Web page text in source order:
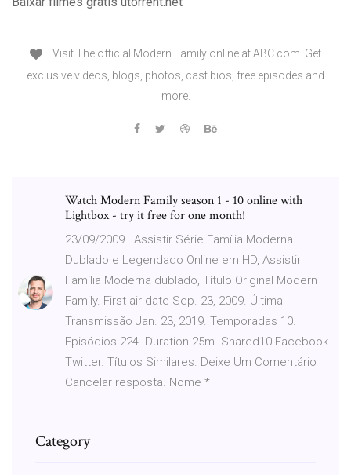
Visit The official Modern Family online at ABC.com. Get
exclusive videos, blogs, photos, cast bios, free episodes and
more.
Watch Modern Family season 1 - 10 online with
Lightbox - try it free for one month!
23/09/2009 · Assistir Série Família Moderna
Dublado e Legendado Online em HD, Assistir
Família Moderna dublado, Título Original Modern
Family. First air date Sep. 23, 2009. Última
Transmissão Jan. 23, 2019. Temporadas 10.
Episódios 224. Duration 25m. Shared10 Facebook
Twitter. Títulos Similares. Deixe Um Comentário
Cancelar resposta. Nome *
Category